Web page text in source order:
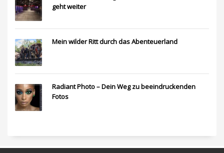
geht weiter
Mein wilder Ritt durch das Abenteuerland
Radiant Photo – Dein Weg zu beeindruckenden
Fotos